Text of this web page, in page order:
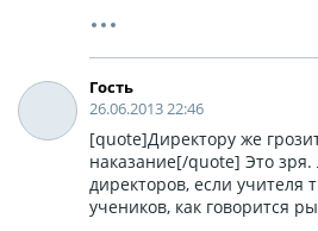
Гость
26.06.2013 22:46
[quote]Директору же
наказание[/quote] Это
директоров, если учителя
учеников, как говорится